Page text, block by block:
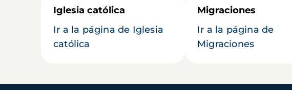
Iglesia católica
Ir a la página de Iglesia
católica
Migraciones
Ir a la página de
Migraciones